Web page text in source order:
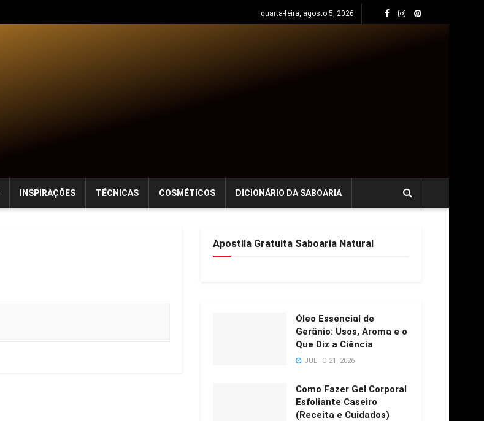
quarta-feira, agosto 5, 2026
INSPIRAÇÕES TÉCNICAS COSMÉTICOS DICIONÁRIO DA SABOARIA
Apostila Gratuita Saboaria Natural
Óleo Essencial de
Gerânio: Usos, Aroma e o
Que Diz a Ciência
JULHO 21, 2026
Como Fazer Gel Corporal
Esfoliante Caseiro
(Receita e Cuidados)